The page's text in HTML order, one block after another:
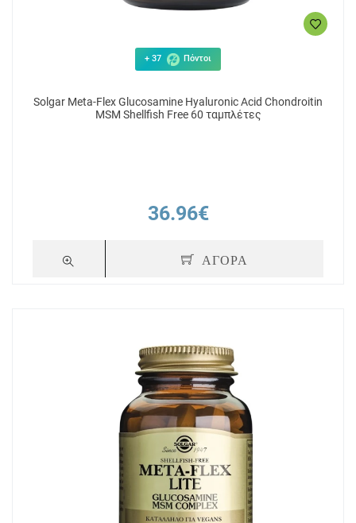
+ 37 Πόντοι
Solgar Meta-Flex Glucosamine Hyaluronic Acid Chondroitin
MSM Shellfish Free 60 ταμπλέτες
36.96€
ΑΓΟΡΑ